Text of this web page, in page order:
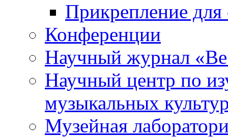
Прикрепление для
Конференции
Научный журнал
Научный центр по
музыкальных
Музейная